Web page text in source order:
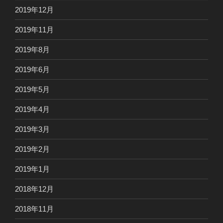
2019年12月
2019年11月
2019年8月
2019年6月
2019年5月
2019年4月
2019年3月
2019年2月
2019年1月
2018年12月
2018年11月